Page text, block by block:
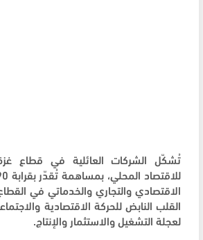
تُشكّل الشركات العائلية في قطاع غزة
الاقتصادي والتجاري والخدماتي في
القلب النابض للحركة الاقتصادية
لعجلة التشغيل والاستثمار والإنتاج.